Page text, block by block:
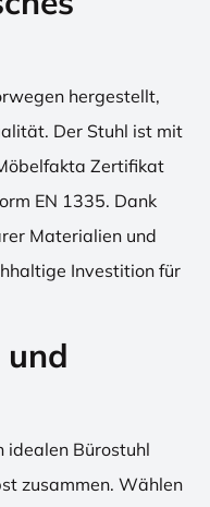
hergestellt,
Der Stuhl ist mit
Zertifikat
EN 1335. Dank
Materialien und
Investition für
idealen Bürostuhl
zusammen. Wählen